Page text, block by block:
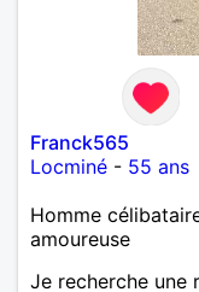
Franck565
Locminé - 55 ans
Homme
amoureuse
Je recherche une